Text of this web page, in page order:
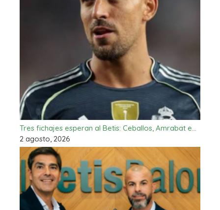
Tres fichajes esperan al Betis: Ceballos, Amrabat e…
2 agosto, 2026